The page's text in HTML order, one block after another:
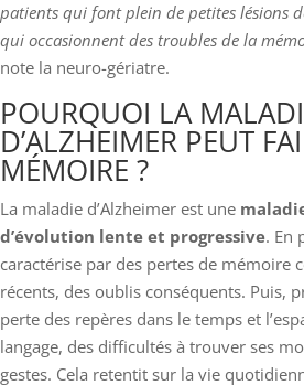
patients qui font plein de petites lésions
qui occasionnent des troubles de la
note la neuro-gériatre.
POURQUOI LA
D’ALZHEIMER PEUT
MÉMOIRE ?
La maladie d’Alzheimer est une
d’évolution lente et progressive. En
caractérise par des pertes de mémoire
récents, des oublis conséquents. Puis,
perte des repères dans le temps et
langage, des difficultés à trouver ses
gestes. Cela retentit sur la vie